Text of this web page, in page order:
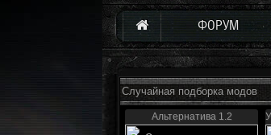
ФОРУМ
Случайная подборка модов
Альтернатива 1.2